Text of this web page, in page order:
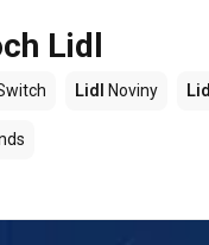
Lidl
Lidl Noviny Lidl